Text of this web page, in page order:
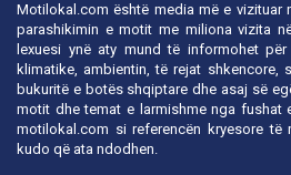
Motilokal.com është media më e vizituar
parashikimin e motit me miliona vizita
lexuesi ynë aty mund të informohet
klimatike, ambientin, të rejat shkencore,
bukuritë e botës shqiptare dhe asaj së
motit dhe temat e larmishme nga fushat
motilokal.com si referencën kryesore
kudo që ata ndodhen.